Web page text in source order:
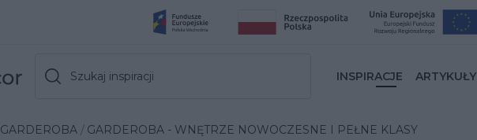
Szukaj inspiracji INSPIRACJE ARTYKUŁY
GARDEROBA GARDEROBA - WNĘTRZE NOWOCZESNE I PEŁNE KLASY